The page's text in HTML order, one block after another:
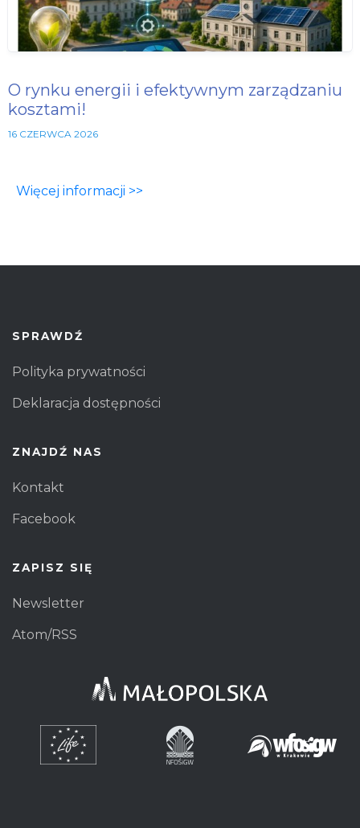
O rynku energii i efektywnym zarządzaniu
kosztami!
16 CZERWCA 2026
Więcej informacji >>
SPRAWDŹ
Polityka prywatności
Deklaracja dostępności
ZNAJDŹ NAS
Kontakt
Facebook
ZAPISZ SIĘ
Newsletter
Atom/RSS